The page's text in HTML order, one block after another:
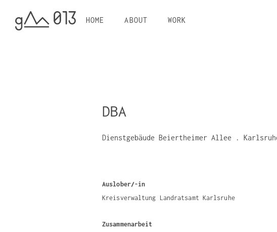
HOME ABOUT WORK
DBA
Dienstgebäude Beiertheimer Allee .
Auslober/-in
Kreisverwaltung Landratsamt Karlsruhe
Zusammenarbeit